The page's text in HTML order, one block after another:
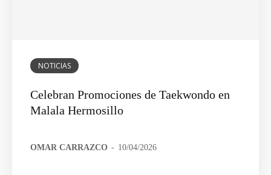
NOTICIAS
Celebran Promociones de Taekwondo en
Malala Hermosillo
OMAR CARRAZCO - 10/04/2026